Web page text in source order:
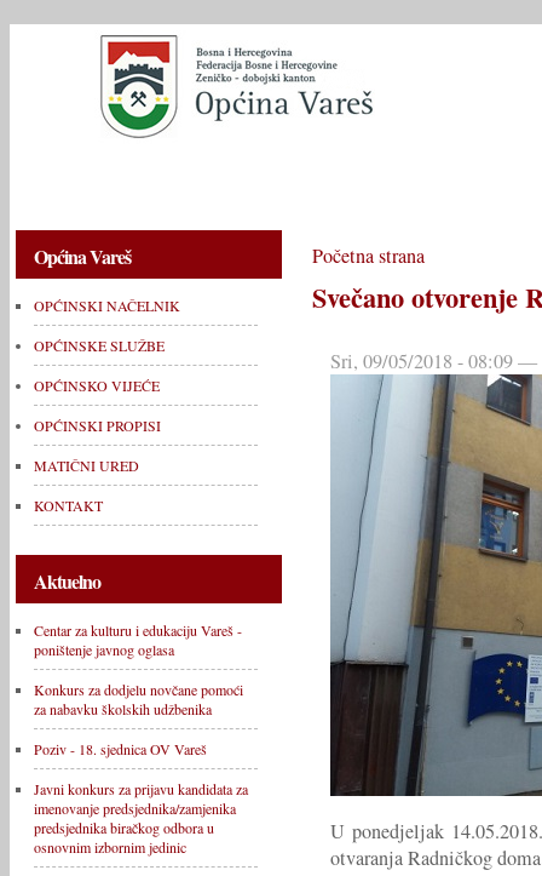
Općina Vareš
OPĆINSKI NAČELNIK
OPĆINSKE SLUŽBE
OPĆINSKO VIJEĆE
OPĆINSKI PROPISI
MATIČNI URED
KONTAKT
Aktuelno
Centar za kulturu i edukaciju Vareš -
poništenje javnog oglasa
Konkurs za dodjelu novčane pomoći
za nabavku školskih udžbenika
Poziv - 18. sjednica OV Vareš
Javni konkurs za prijavu kandidata za
imenovanje predsjednika/zamjenika
predsjednika biračkog odbora u
osnovnim izbornim jedinic
Početna strana
Svečano otvorenje
Sri, 09/05/2018 - 08:09
U ponedjeljak
otvaranja Radničkog